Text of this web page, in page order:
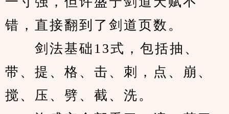
错，直接翻到了剑道页数。
剑法基础13式，包括抽、
带、提、格、击、刺，点、崩、
搅、压、劈、截、洗。